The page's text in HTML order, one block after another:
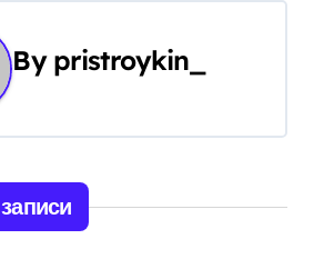
By pristroykin_